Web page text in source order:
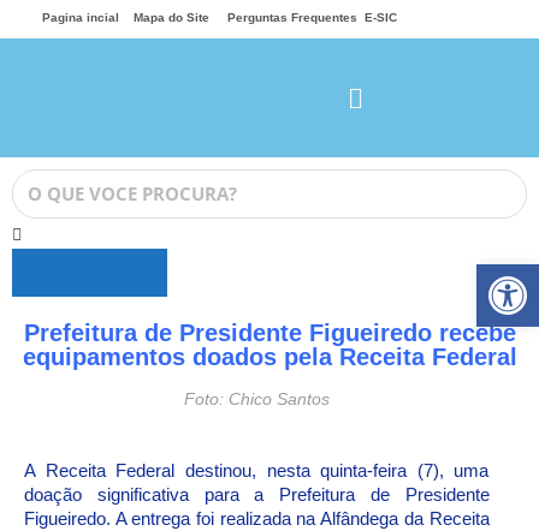
Pagina incial Mapa do Site Perguntas Frequentes E-SIC
Prefeitura de Presidente Figueiredo recebe
equipamentos doados pela Receita Federal
Foto: Chico Santos
A Receita Federal destinou, nesta quinta-feira (7), uma
doação significativa para a Prefeitura de Presidente
Figueiredo. A entrega foi realizada na Alfândega da Receita